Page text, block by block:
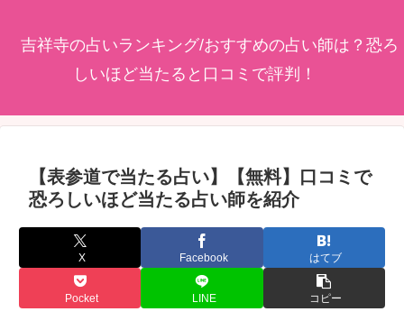
吉祥寺の占いランキング/おすすめの占い師は？恐ろ
しいほど当たると口コミで評判！
【表参道で当たる占い】【無料】口コミで
恐ろしいほど当たる占い師を紹介
X Facebook はてブ
Pocket LINE コピー